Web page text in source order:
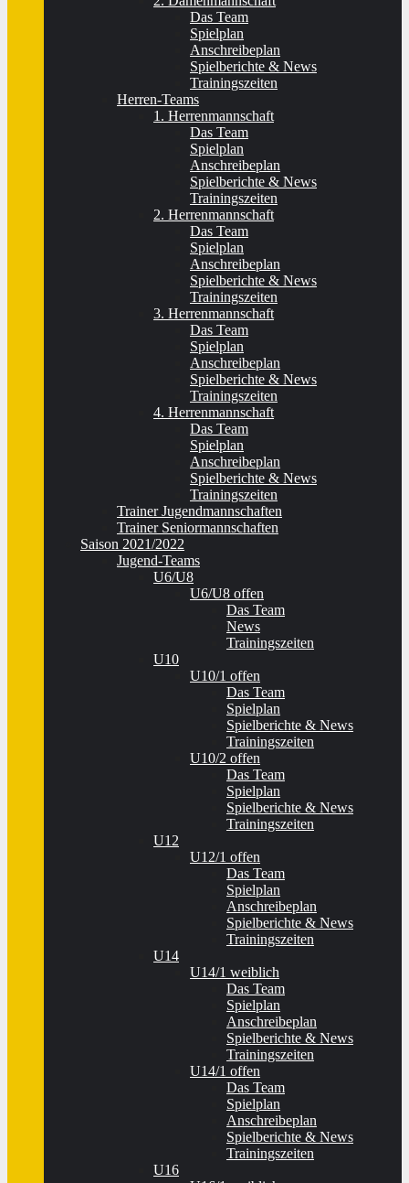
Das Team
Spielplan
Anschreibeplan
Spielberichte & News
Trainingszeiten
Herren-Teams
1. Herrenmannschaft
Das Team
Spielplan
Anschreibeplan
Spielberichte & News
Trainingszeiten
2. Herrenmannschaft
Das Team
Spielplan
Anschreibeplan
Spielberichte & News
Trainingszeiten
3. Herrenmannschaft
Das Team
Spielplan
Anschreibeplan
Spielberichte & News
Trainingszeiten
4. Herrenmannschaft
Das Team
Spielplan
Anschreibeplan
Spielberichte & News
Trainingszeiten
Trainer Jugendmannschaften
Trainer Seniormannschaften
Saison 2021/2022
Jugend-Teams
U6/U8
U6/U8 offen
Das Team
News
Trainingszeiten
U10
U10/1 offen
Das Team
Spielplan
Spielberichte & News
Trainingszeiten
U10/2 offen
Das Team
Spielplan
Spielberichte & News
Trainingszeiten
U12
U12/1 offen
Das Team
Spielplan
Anschreibeplan
Spielberichte & News
Trainingszeiten
U14
U14/1 weiblich
Das Team
Spielplan
Anschreibeplan
Spielberichte & News
Trainingszeiten
U14/1 offen
Das Team
Spielplan
Anschreibeplan
Spielberichte & News
Trainingszeiten
U16